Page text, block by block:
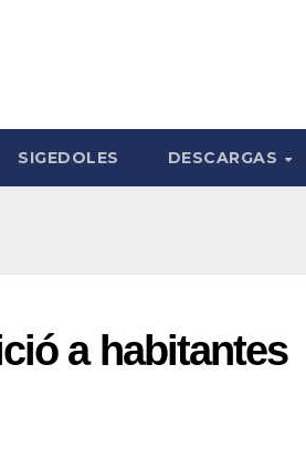
SIGEDOLES DESCARGAS
a habitantes